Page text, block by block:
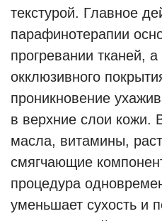
текстурой. Главное
парафинотерапии
прогревании тканей,
окклюзивного
проникновение
в верхние слои кожи.
масла, витамины,
смягчающие
процедура
уменьшает сухость и